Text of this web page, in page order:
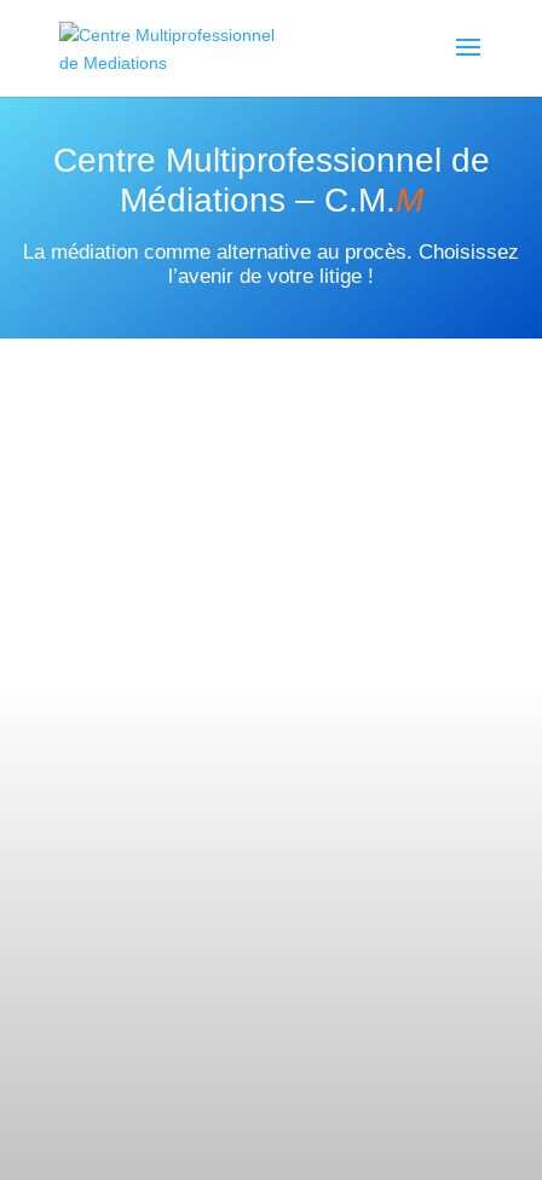
Centre Multiprofessionnel de
Médiations – C.M.M
La médiation comme alternative au procès. Choisissez
l’avenir de votre litige !